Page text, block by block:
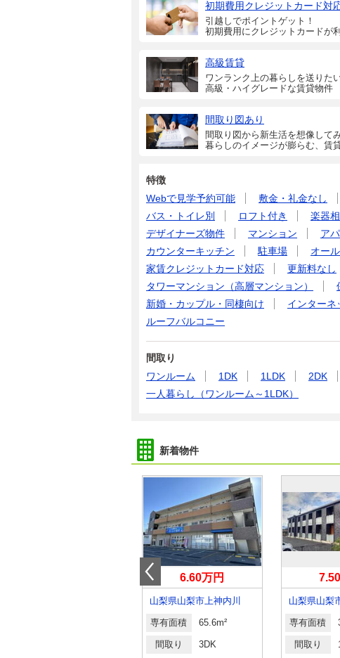
初期費用クレジットカード対
引越しでポイントゲット！
初期費用にクレジットカードが
高級賃貸
ワンランク上の暮らしを送りた
高級・ハイグレードな賃貸物件
間取り図あり
間取り図から新生活を想像して
暮らしのイメージが膨らむ、賃
特徴
Webで見学予約可能
敷金・礼金なし
バス・トイレ別
ロフト付き 楽器
デザイナーズ物件
マンション ア
カウンターキッチン
駐車場 オー
家賃クレジットカード対応
更新料なし
タワーマンション（高層マンション）
新婚・カップル・同棲向け
インターネ
ルーフバルコニー
間取り
ワンルーム
1DK 1LDK 2DK
一人暮らし（ワンルーム～1LDK）
新着物件
6.60万円
山梨県山梨市上神内川
専有面積 65.6m²
間取り 3DK
山梨県山梨
専有面積
間取り